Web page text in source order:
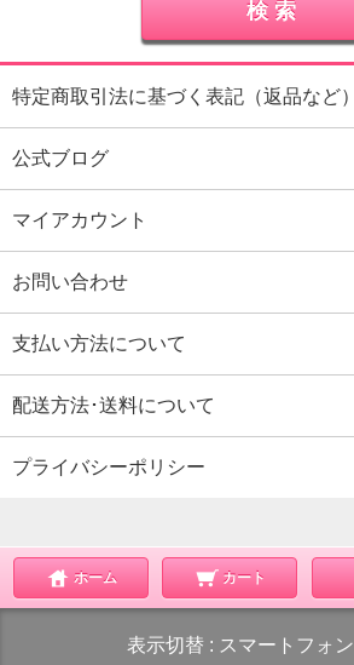
特定商取引法に基づく表記（返品など）
公式ブログ
マイアカウント
お問い合わせ
支払い方法について
配送方法･送料について
プライバシーポリシー
ホーム カート
表示切替 : スマートフォン